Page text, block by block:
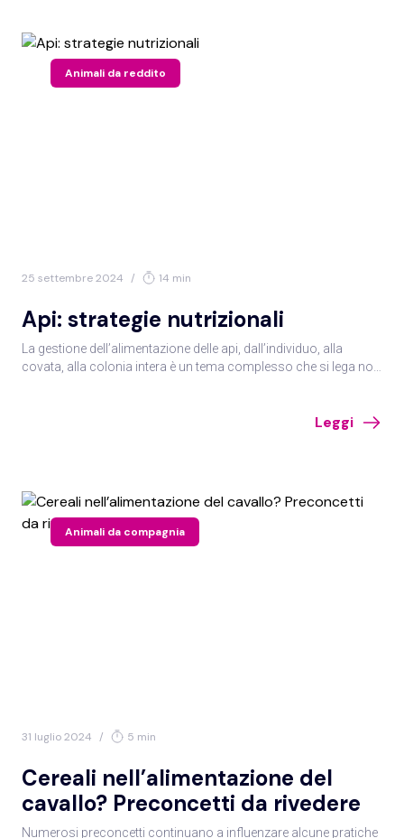
Animali da reddito
25 settembre 2024 / 14 min
Api: strategie nutrizionali
La gestione dell’alimentazione delle api, dall’individuo, alla
covata, alla colonia intera è un tema complesso che si lega non
Leggi
Animali da compagnia
31 luglio 2024 / 5 min
Cereali nell’alimentazione del
cavallo? Preconcetti da rivedere
Numerosi preconcetti continuano a influenzare alcune pratiche